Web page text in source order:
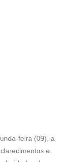
feira (09), a
e